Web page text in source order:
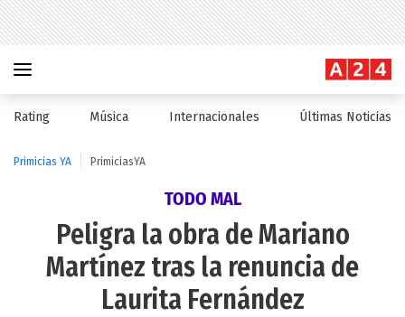
Rating Música Internacionales Últimas Noticias
Primicias YA PrimiciasYA
TODO MAL
Peligra la obra de Mariano
Martínez tras la renuncia de
Laurita Fernández